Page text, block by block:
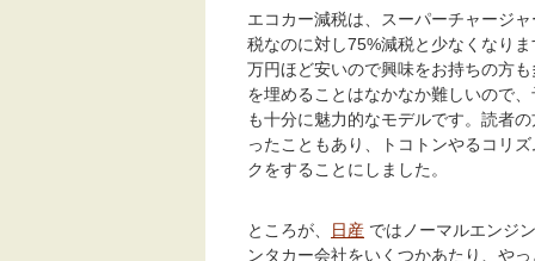
エコカー減税は、スーパーチャージ
税なのに対し75%減税と少なくなり
万円ほど安いので興味をお持ちの方
を埋めることはなかなか難しいので
も十分に魅力的なモデルです。読者
ったこともあり、トコトンやるコリ
クをすることにしました。
ところが、 日産 ではノーマルエンジ
ンタカー会社をいくつかあたり、や